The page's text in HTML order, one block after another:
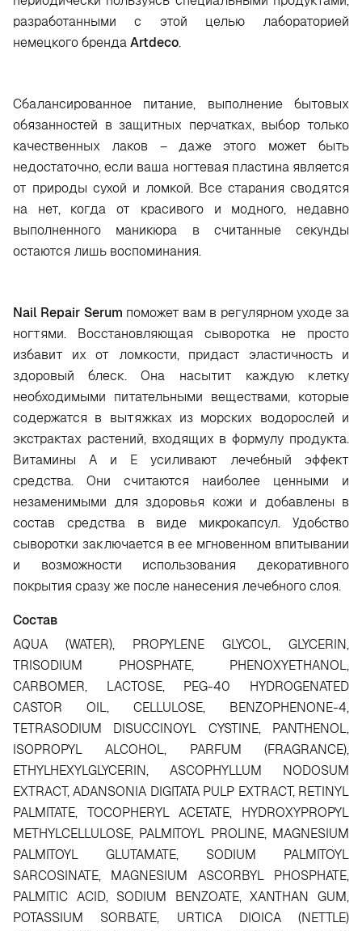
разработанными с этой целью лабораторией
немецкого брендаArtdeco.
Сбалансированное питание, выполнение бытовых
обязанностей в защитных перчатках, выбор только
качественных лаков – даже этого может быть
недостаточно, если ваша ногтевая пластина является
от природы сухой и ломкой. Все старания сводятся
на нет, когда от красивого и модного, недавно
выполненного маникюра в считанные секунды
остаются лишь воспоминания.
Nail Repair Serum поможет вам в регулярном уходе за
ногтями. Восстановляющая сыворотка не просто
избавит их от ломкости, придаст эластичность и
здоровый блеск. Она насытит каждую клетку
необходимыми питательными веществами, которые
содержатся в вытяжках из морских водорослей и
экстрактах растений, входящих в формулу продукта.
Витамины А и Е усиливают лечебный эффект
средства. Они считаются наиболее ценными и
незаменимыми для здоровья кожи и добавлены в
состав средства в виде микрокапсул. Удобство
сыворотки заключается в ее мгновенном впитывании
и возможности использования декоративного
покрытия сразу же после нанесения лечебного слоя.
Состав
AQUA (WATER), PROPYLENE GLYCOL, GLYCERIN,
TRISODIUM PHOSPHATE, PHENOXYETHANOL,
CARBOMER, LACTOSE, PEG-40 HYDROGENATED
CASTOR OIL, CELLULOSE, BENZOPHENONE-4,
TETRASODIUM DISUCCINOYL CYSTINE, PANTHENOL,
ISOPROPYL ALCOHOL, PARFUM (FRAGRANCE),
ETHYLHEXYLGLYCERIN, ASCOPHYLLUM NODOSUM
EXTRACT, ADANSONIA DIGITATA PULP EXTRACT, RETINYL
PALMITATE, TOCOPHERYL ACETATE, HYDROXYPROPYL
METHYLCELLULOSE, PALMITOYL PROLINE, MAGNESIUM
PALMITOYL GLUTAMATE, SODIUM PALMITOYL
SARCOSINATE, MAGNESIUM ASCORBYL PHOSPHATE,
PALMITIC ACID, SODIUM BENZOATE, XANTHAN GUM,
POTASSIUM SORBATE, URTICA DIOICA (NETTLE)